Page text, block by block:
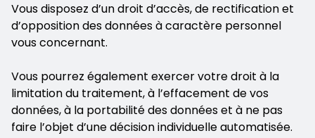
Vous disposez d’un droit d’accès, de rectification et
d’opposition des données à caractère personnel
vous concernant.
Vous pourrez également exercer votre droit à la
limitation du traitement, à l’effacement de vos
données, à la portabilité des données et à ne pas
faire l’objet d’une décision individuelle automatisée.